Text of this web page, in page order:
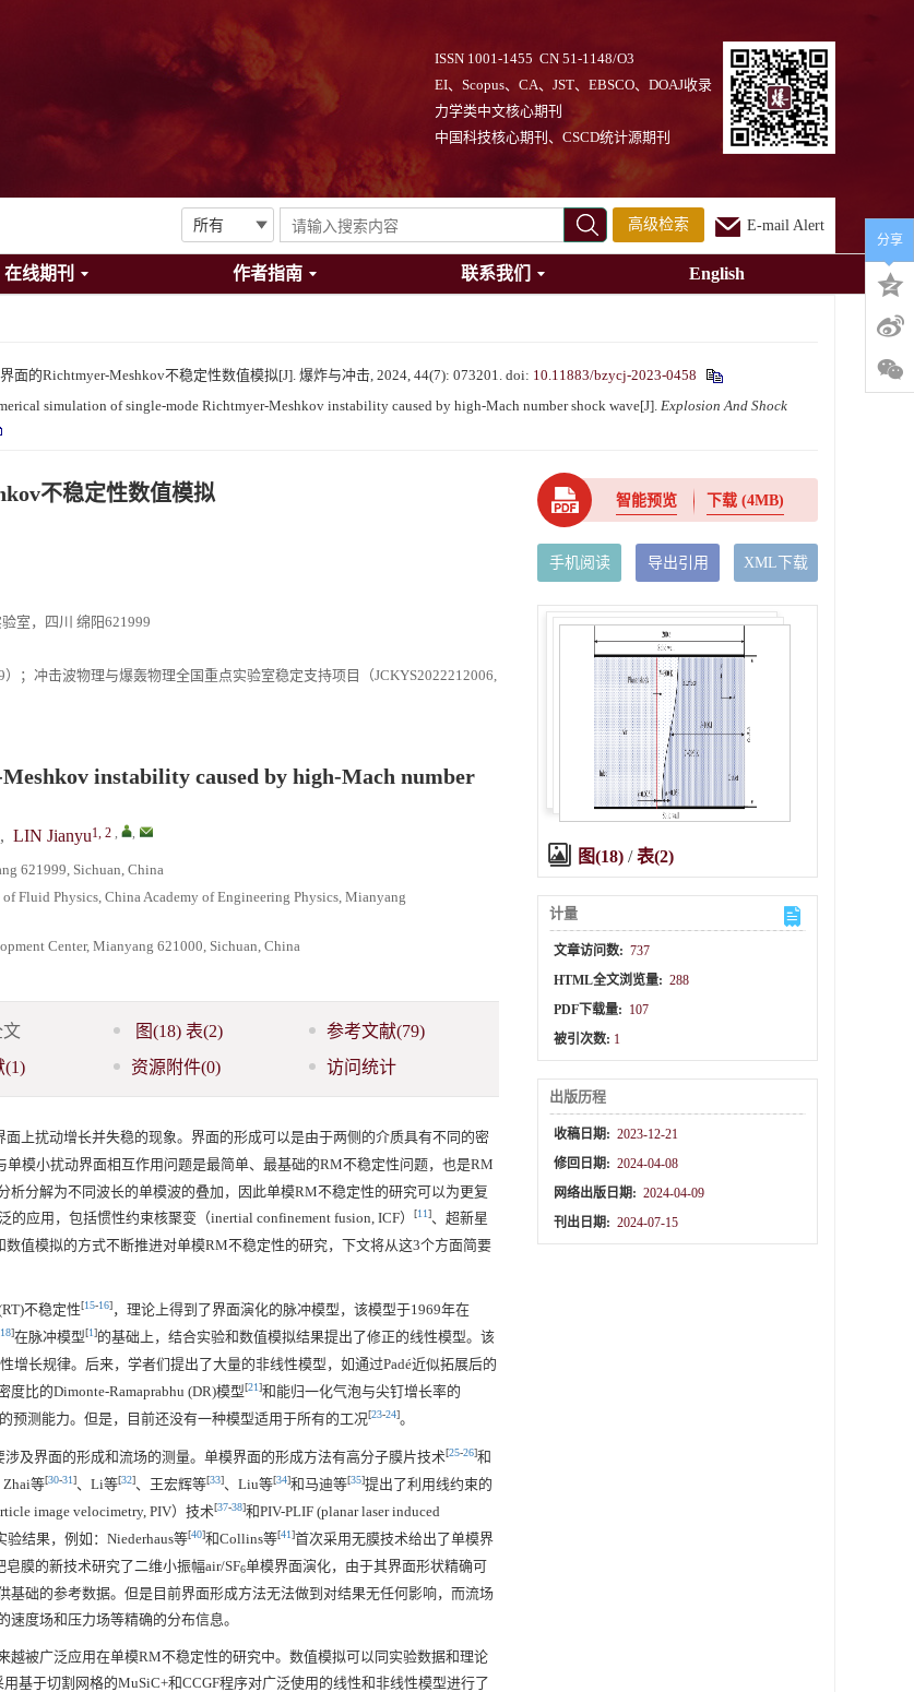
ISSN 1001-1455 CN 51-1148/O3
EI、Scopus、CA、JST、EBSCO、DOAJ收录
力学类中文核心期刊
中国科技核心期刊、CSCD统计源期刊
高级检索 E-mail Alert
在线期刊 作者指南 联系我们 English
的Richtmyer-Meshkov不稳定性数值模拟[J]. 爆炸与冲击, 2024, 44(7): 073201.doi: 10.11883/bzycj-2023-0458
simulation of single-mode Richtmyer-Meshkov instability caused by high-Mach number shock wave[J]. Explosion And Shock
不稳定性数值模拟
室，四川 绵阳621999
；冲击波物理与爆轰物理全国重点实验室稳定支持项目（JCKYS2022212006,
instability caused by high-Mach number
, LIN Jianyu1, 2 , ,
621999, Sichuan, China
Fluid Physics, China Academy of Engineering Physics, Mianyang
Center, Mianyang 621000, Sichuan, China
图(18) 表(2) 参考文献(79)
(1) 资源附件(0) 访问统计
上扰动增长并失稳的现象。界面的形成可以是由于两侧的介质具有不同的密
单模小扰动界面相互作用问题是最简单、最基础的RM不稳定性问题，也是RM
分解为不同波长的单模波的叠加，因此单模RM不稳定性的研究可以为更复
应用，包括惯性约束核聚变（inertial confinement fusion, ICF） [11]、超新星
值模拟的方式不断推进对单模RM不稳定性的研究，下文将从这3个方面简要
不稳定性[15-16]，理论上得到了界面演化的脉冲模型，该模型于1969年在
18]在脉冲模型[1]的基础上，结合实验和数值模拟结果提出了修正的线性模型。该
增长规律。后来，学者们提出了大量的非线性模型，如通过Padé近似拓展后的
度比的Dimonte-Ramaprabhu (DR)模型[21]和能归一化气泡与尖钉增长率的
预测能力。但是，目前还没有一种模型适用于所有的工况[23-24]。
及界面的形成和流场的测量。单模界面的形成方法有高分子膜片技术[25-26]和
Zhai等[30-31]、Li等[32]、王宏辉等[33]、Liu等[34]和马迪等[35]提出了利用线约束的
image velocimetry, PIV）技术[37-38]和PIV-PLIF (planar laser induced
结果，例如：Niederhaus等[40]和Collins等[41]首次采用无膜技术给出了单模界
皂膜的新技术研究了二维小振幅air/SF6单模界面演化，由于其界面形状精确可
础的参考数据。但是目前界面形成方法无法做到对结果无任何影响，而流场
度场和压力场等精确的分布信息。
被广泛应用在单模RM不稳定性的研究中。数值模拟可以同实验数据和理论
用基于切割网格的MuSiC+和CCGF程序对广泛使用的线性和非线性模型进行了
智能预览 下载(4MB)
手机阅读 导出引用 XML下载
图(18) /表(2)
计量
文章访问数: 737
HTML全文浏览量: 288
PDF下载量: 107
被引次数: 1
出版历程
收稿日期: 2023-12-21
修回日期: 2024-04-08
网络出版日期: 2024-04-09
刊出日期: 2024-07-15
分享